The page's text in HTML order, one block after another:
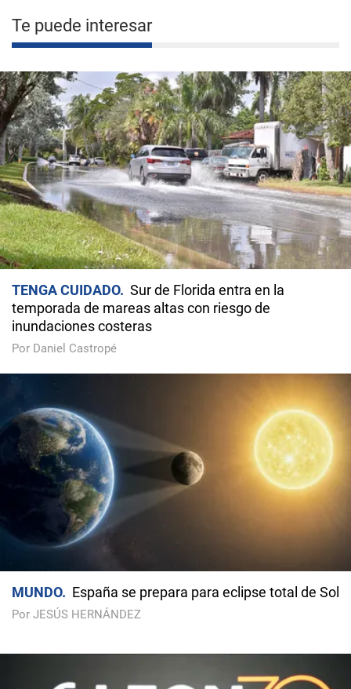
Te puede interesar
TENGA CUIDADO
Sur de Florida entra en la
temporada de mareas altas con riesgo de
inundaciones costeras
Por Daniel Castropé
MUNDO España se prepara para eclipse total de Sol
Por JESÚS HERNÁNDEZ